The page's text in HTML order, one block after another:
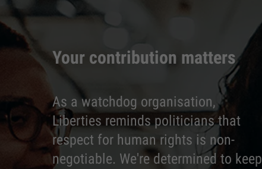
Your contribution matters
As a watchdog organisation,
Liberties reminds politicians that
respect for human rights is non-
negotiable. We're determined to keep